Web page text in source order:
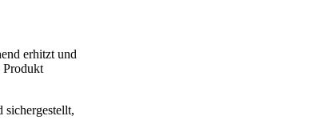
erhitzt und
Produkt